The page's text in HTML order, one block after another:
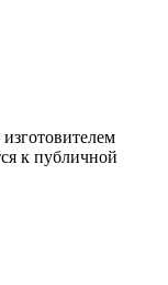
к публичной